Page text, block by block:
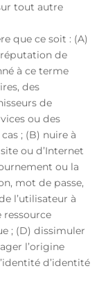
tout autre
que ce soit : (A)
de
à ce terme
des
de
ou des
; (B) nuire à
ou d’Internet
ou la
mot de passe,
l’utilisateur à
ressource
; (D) dissimuler
l’origine
d’identité